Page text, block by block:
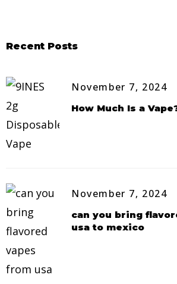
Recent Posts
November 7, 2024
How Much Is a
November 7, 2024
can you bring
usa to mexico